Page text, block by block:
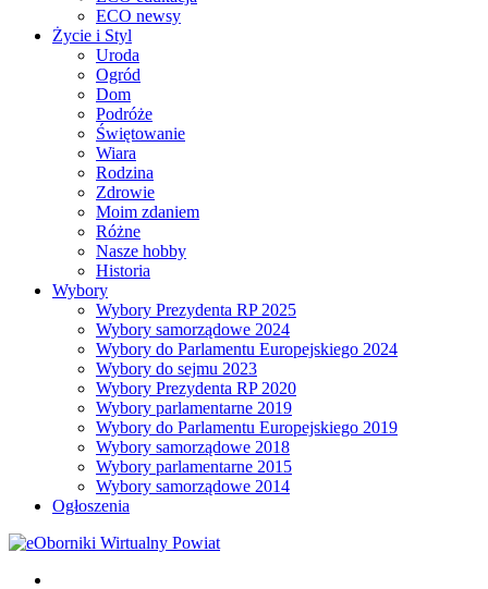
ECO newsy
Życie i Styl
Uroda
Ogród
Dom
Podróże
Świętowanie
Wiara
Rodzina
Zdrowie
Moim zdaniem
Różne
Nasze hobby
Historia
Wybory
Wybory Prezydenta RP 2025
Wybory samorządowe 2024
Wybory do Parlamentu Europejskiego 2024
Wybory do sejmu 2023
Wybory Prezydenta RP 2020
Wybory parlamentarne 2019
Wybory do Parlamentu Europejskiego 2019
Wybory samorządowe 2018
Wybory parlamentarne 2015
Wybory samorządowe 2014
Ogłoszenia